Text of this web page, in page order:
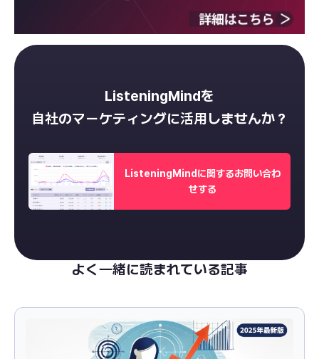
ListeningMindを
自社のマーケティングに活用しませんか？
ListeningMindに関するお問い合わ
せする
よく一緒に読まれている記事